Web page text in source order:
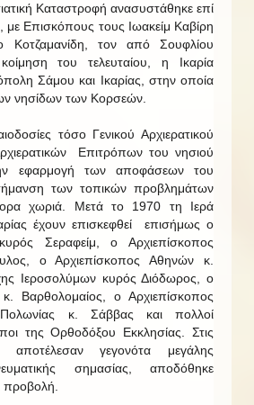
Καταστροφή ανασυστάθηκε επί
με Επισκόπους τους Ιωακείμ Καβίρη
Κοτζαμανίδη, τον από Σουφλίου
του τελευταίου, η Ικαρία
Σάμου και Ικαρίας, στην οποία
νησίδων των Κορσεών.
τόσο Γενικού Αρχιερατικού
Επιτρόπων του νησιού
εφαρμογή των αποφάσεων του
των τοπικών προβλημάτων
χωριά. Μετά το 1970 τη Ιερά
έχουν επισκεφθεί επισήμως ο
Σεραφείμ, ο Αρχιεπίσκοπος
ο Αρχιεπίσκοπος Αθηνών κ.
Ιεροσολύμων κυρός Διόδωρος, ο
κ. Βαρθολομαίος, ο Αρχιεπίσκοπος
κ. Σάββας και πολλοί
της Ορθοδόξου Εκκλησίας. Στις
αποτέλεσαν γεγονότα μεγάλης
σημασίας, αποδόθηκε
προβολή.